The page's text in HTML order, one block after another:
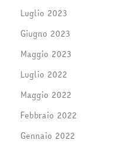
Luglio 2023
Giugno 2023
Maggio 2023
Luglio 2022
Maggio 2022
Febbraio 2022
Gennaio 2022